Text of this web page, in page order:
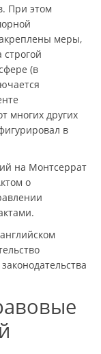
При этом
меры,
(в
многих других
в
на Монтсеррат
о